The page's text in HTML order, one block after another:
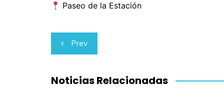
Paseo de la Estación
Navegación
de
entradas
Prev
Noticias Relacionadas